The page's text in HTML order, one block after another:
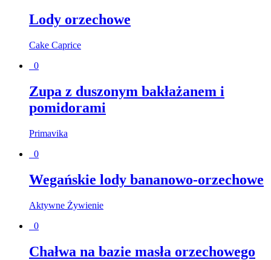
Lody orzechowe
Cake Caprice
0
Zupa z duszonym bakłażanem i
pomidorami
Primavika
0
Wegańskie lody bananowo-orzechowe
Aktywne Żywienie
0
Chałwa na bazie masła orzechowego